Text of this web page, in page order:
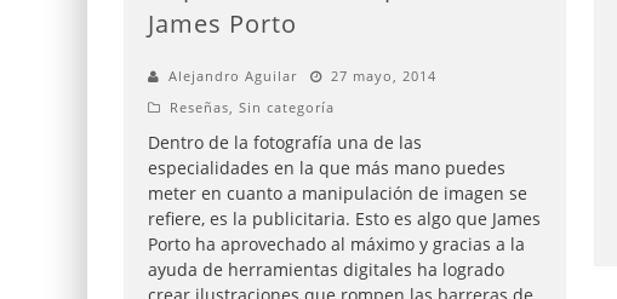
James Porto
Alejandro Aguilar
27 mayo, 2014
Reseñas Sin categoría
Dentro de la fotografía una de las
especialidades en la que más mano puedes
meter en cuanto a manipulación de imagen se
refiere, es la publicitaria. Esto es algo que James
Porto ha aprovechado al máximo y gracias a la
ayuda de herramientas digitales ha logrado